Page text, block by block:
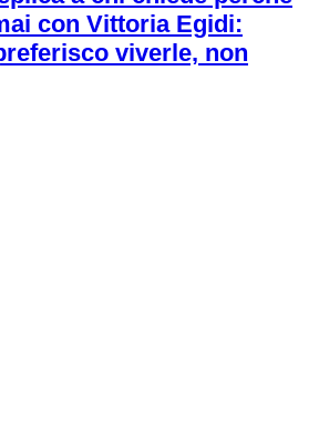
con Vittoria Egidi:
viverle, non